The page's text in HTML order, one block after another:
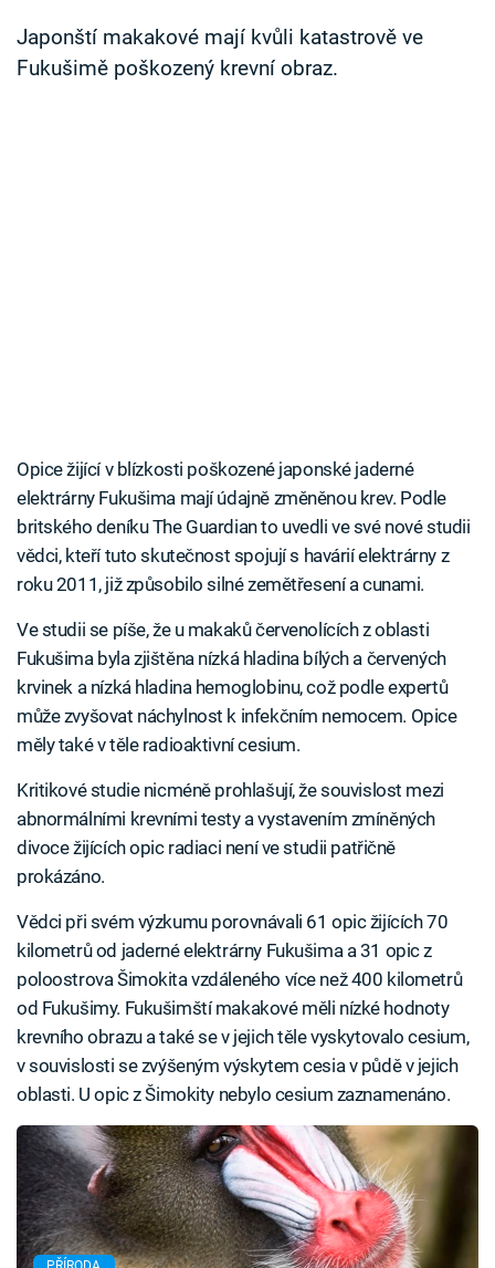
Přihlášení
Japonští makakové mají kvůli katastrově ve
Fukušimě poškozený krevní obraz.
Opice žijící v blízkosti poškozené japonské jaderné
elektrárny Fukušima mají údajně změněnou krev. Podle
britského deníku The Guardian to uvedli ve své nové studii
vědci, kteří tuto skutečnost spojují s havárií elektrárny z
roku 2011, již způsobilo silné zemětřesení a cunami.
Ve studii se píše, že u makaků červenolících z oblasti
Fukušima byla zjištěna nízká hladina bílých a červených
krvinek a nízká hladina hemoglobinu, což podle expertů
může zvyšovat náchylnost k infekčním nemocem. Opice
měly také v těle radioaktivní cesium.
Kritikové studie nicméně prohlašují, že souvislost mezi
abnormálními krevními testy a vystavením zmíněných
divoce žijících opic radiaci není ve studii patřičně
prokázáno.
Vědci při svém výzkumu porovnávali 61 opic žijících 70
kilometrů od jaderné elektrárny Fukušima a 31 opic z
poloostrova Šimokita vzdáleného více než 400 kilometrů
od Fukušimy. Fukušimští makakové měli nízké hodnoty
krevního obrazu a také se v jejich těle vyskytovalo cesium,
v souvislosti se zvýšeným výskytem cesia v půdě v jejich
oblasti. U opic z Šimokity nebylo cesium zaznamenáno.